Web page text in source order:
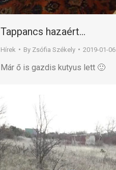
Tappancs hazaért…
Hírek By Zsófia Székely 2019-01-06
Már ő is gazdis kutyus lett 🙂